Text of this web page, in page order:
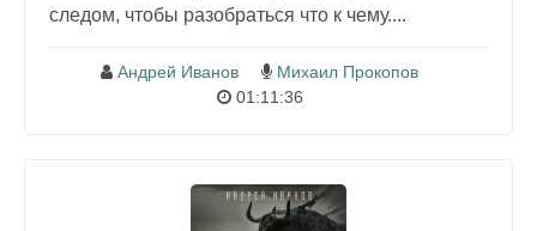
следом, чтобы разобраться что к чему....
Андрей Иванов
Михаил Прокопов
01:11:36